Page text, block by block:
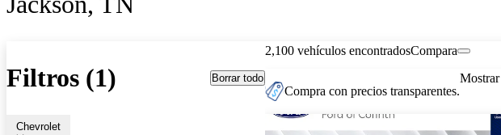
Filtros (1) Borrar todo
Chevrolet
2,100 vehículos encontradosCompara
Compra con precios transparentes.